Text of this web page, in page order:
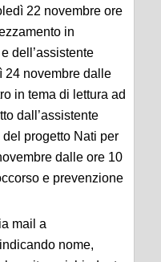
22 novembre ore
in
dell’assistente
24 novembre dalle
in tema di lettura ad
dall’assistente
progetto Nati per
dalle ore 10
e prevenzione
mail a
nome,